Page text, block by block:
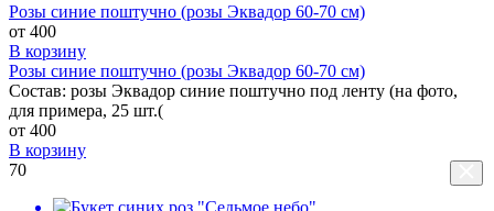
Розы синие поштучно (розы Эквадор 60-70 см)
от 400
В корзину
Розы синие поштучно (розы Эквадор 60-70 см)
Состав: розы Эквадор синие поштучно под ленту (на фото,
для примера, 25 шт.(
от 400
В корзину
70